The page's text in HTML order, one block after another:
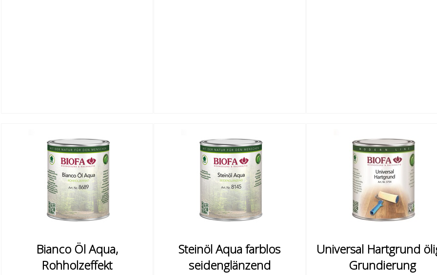
Bianco Öl Aqua,
Rohholzeffekt
Steinöl Aqua farblos
seidenglänzend
Universal Hartgrund
Grundierung